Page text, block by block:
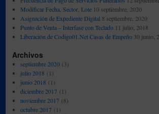
Preocupantes
Modificar Fecha, Sector, Lote 10 septiembre, 2020
Asignación de Expediente Digital 8 septiembre, 2020
Punto de Venta – Interfase con Teclado 11 julio, 2018
Liberación de Codigo01.Net Casas de Empeño 30 junio,
Archivos
septiembre 2020(3)
julio 2018 (1)
junio 2018 (1)
diciembre 2017 (1)
noviembre 2017 (8)
octubre 2017 (1)